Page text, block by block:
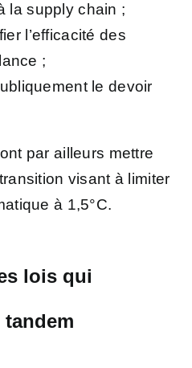
la supply chain ;
l’efficacité des
;
le devoir
par ailleurs mettre
visant à limiter
à 1,5°C.
lois qui